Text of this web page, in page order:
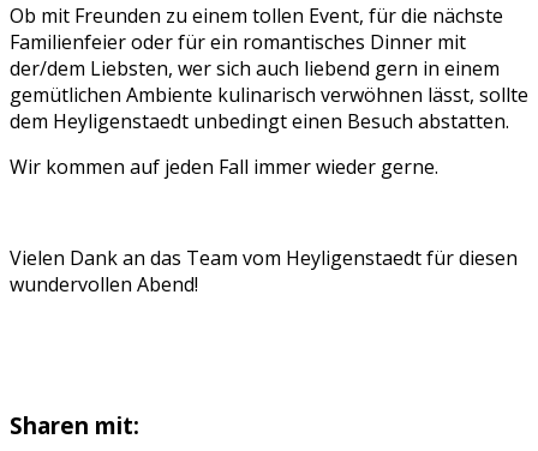
Ob mit Freunden zu einem tollen Event, für die nächste
Familienfeier oder für ein romantisches Dinner mit
der/dem Liebsten, wer sich auch liebend gern in einem
gemütlichen Ambiente kulinarisch verwöhnen lässt, sollte
dem Heyligenstaedt unbedingt einen Besuch abstatten.
Wir kommen auf jeden Fall immer wieder gerne.
Vielen Dank an das Team vom Heyligenstaedt für diesen
wundervollen Abend!
Sharen mit: